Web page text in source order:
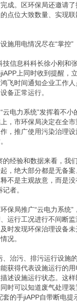
成。区环保局还邀请
点位大致数量、实现
用电情况尽在“掌控”
信息科科长徐小刚和
上同时收到提醒，
飞时间通知企业工作
备正常运行。
电力系统”发挥着不小
，市环保局决定在全
，推广使用污染治理设
经验和数据来看，我
，绝大部分都是无备
不是主观故意，而是
者。
局推广“云电力系统”
运行工况进行不间断监
时发现环保治理设备
况。
治污、排污运行设施
获得代表设施运行的
述设施运行状态。这
时可以知道废气处理
套的手jiAPP自带断电提